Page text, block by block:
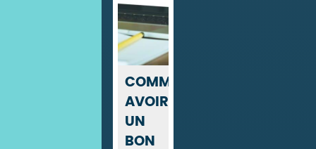
COMMENT
AVOIR
UN
BON